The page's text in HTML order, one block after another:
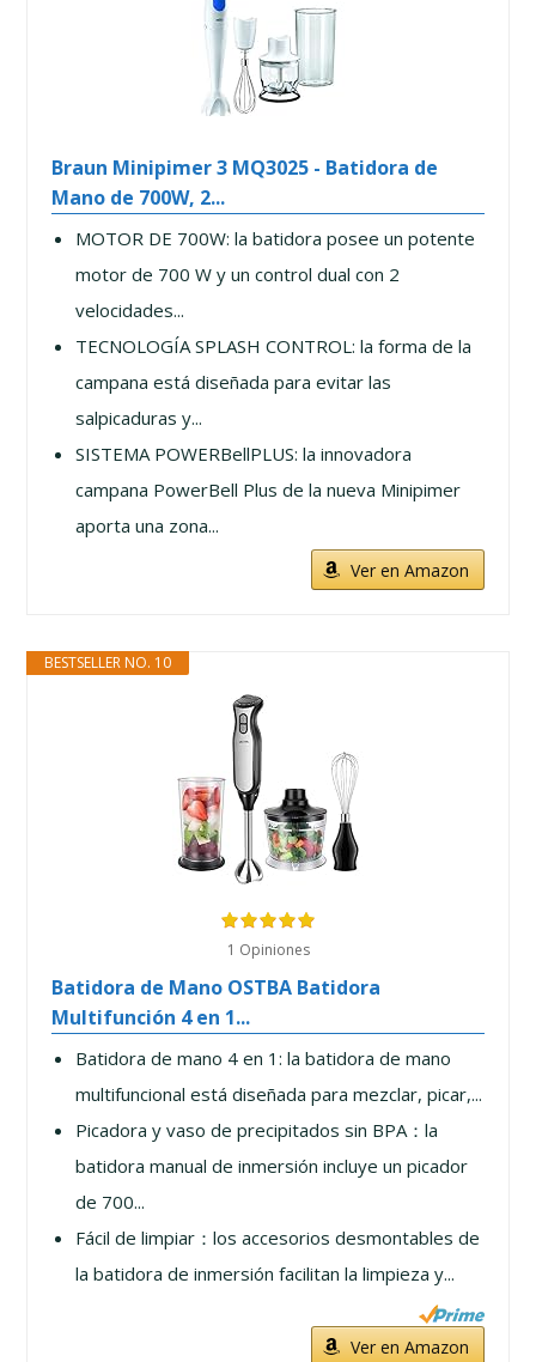
Braun Minipimer 3 MQ3025 - Batidora de
Mano de 700W, 2...
MOTOR DE 700W: la batidora posee un potente
motor de 700 W y un control dual con 2
velocidades...
TECNOLOGÍA SPLASH CONTROL: la forma de la
campana está diseñada para evitar las
salpicaduras y...
SISTEMA POWERBellPLUS: la innovadora
campana PowerBell Plus de la nueva Minipimer
aporta una zona...
Ver en Amazon
BESTSELLER NO. 10
1 Opiniones
Batidora de Mano OSTBA Batidora
Multifunción 4 en 1...
Batidora de mano 4 en 1: la batidora de mano
multifuncional está diseñada para mezclar, picar,...
Picadora y vaso de precipitados sin BPA：la
batidora manual de inmersión incluye un picador
de 700...
Fácil de limpiar：los accesorios desmontables de
la batidora de inmersión facilitan la limpieza y...
Ver en Amazon